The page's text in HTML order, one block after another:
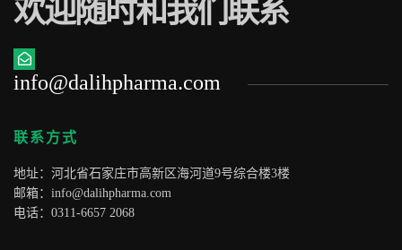
欢迎随时和我们联系
info@dalihpharma.com
联系方式
地址：河北省石家庄市高新区海河道9号综合楼3楼
邮箱： info@dalihpharma.com
电话：0311-6657 2068